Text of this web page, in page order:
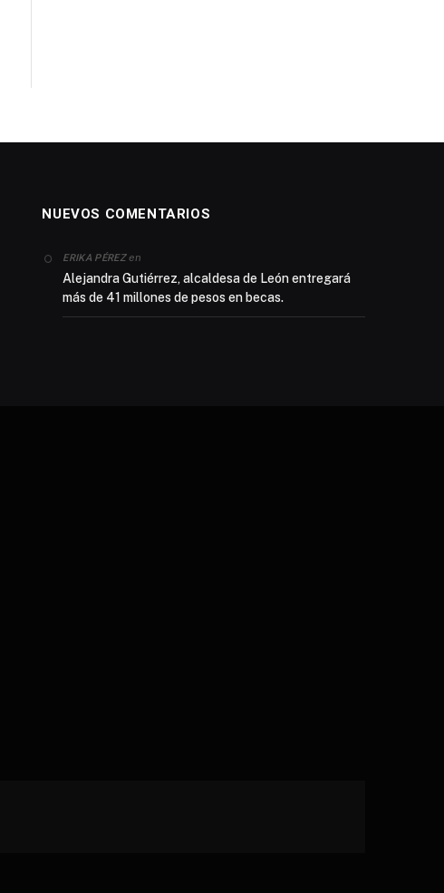
NUEVOS COMENTARIOS
ERIKA PÉREZen
Alejandra Gutiérrez, alcaldesa de León entregará
más de 41 millones de pesos en becas.